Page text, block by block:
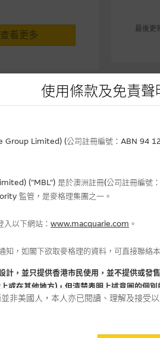
查看更多
查看更多
最後更
使用條款及免責聲
Group Limited) (公司註冊編號：ABN 94
("MBL") 是於澳洲註冊(公司註冊編號
監管，是麥格理集團之一。
以下網站： www.macquarie.com 。
知，如閣下欲取麥格理的資料，可直接聯絡
計，並只提供香港市民使用，並不提供或發
或在其他地方)，但清楚表明上述意圖的個
非美國人，本人亦已閱讀、理解及接受